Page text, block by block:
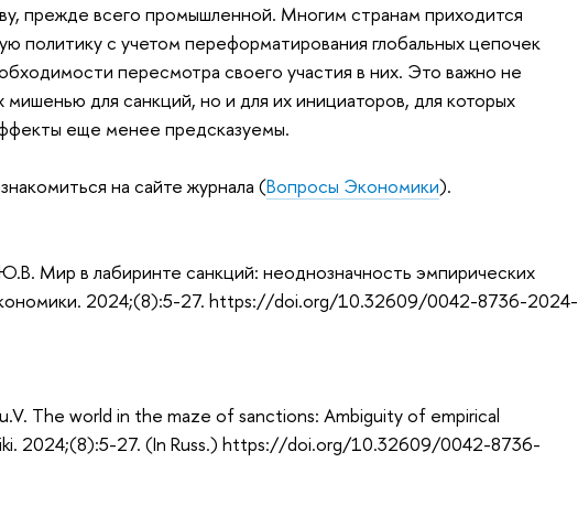
прежде всего промышленной. Многим странам приходится
политику с учетом переформатирования глобальных цепочек
пересмотра своего участия в них. Это важно не
мишенью для санкций, но и для их инициаторов, для которых
еще менее предсказуемы.
на сайте журнала (Вопросы Экономики).
Мир в лабиринте санкций: неоднозначность эмпирических
2024;(8):5-27. https://doi.org/10.32609/0042-8736-2024-
The world in the maze of sanctions: Ambiguity of empirical
2024;(8):5-27. (In Russ.) https://doi.org/10.32609/0042-8736-